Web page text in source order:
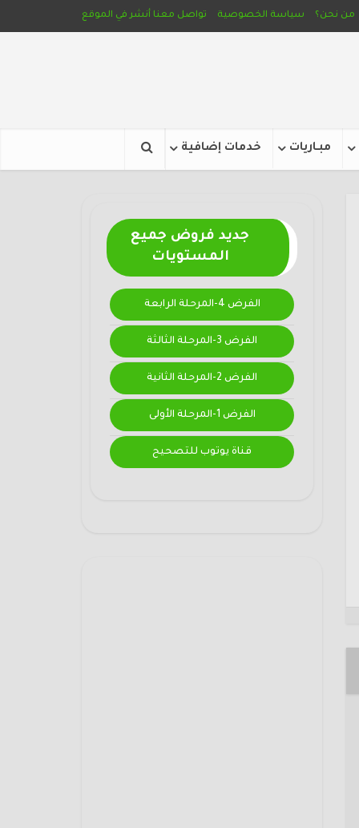
من نحن؟ سياسة الخصوصية تواصل معنا أنشر في الموقع
مبـاريات خدمات إضافية
جديد فروض جميع
المستويات
الفرض 4-المرحلة الرابعة
الفرض 3-المرحلة الثالثة
الفرض 2-المرحلة الثانية
الفرض 1-المرحلة الأولى
قناة يوتوب للتصحيح